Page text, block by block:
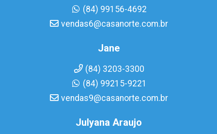
(84) 99156-4692
vendas6@casanorte.com.br
Jane
(84) 3203-3300
(84) 99215-9221
vendas9@casanorte.com.br
Julyana Araujo